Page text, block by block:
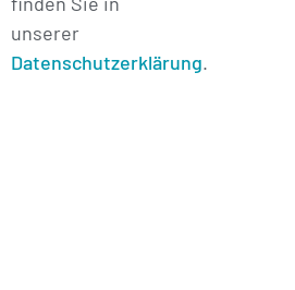
unserer
Datenschutzerklärung.